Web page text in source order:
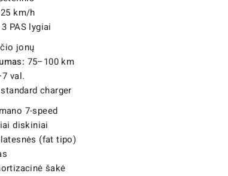
25 km/h
3 PAS lygiai
jonų
75–100 km
val.
charger
7-speed
diskiniai
(fat tipo)
šakė